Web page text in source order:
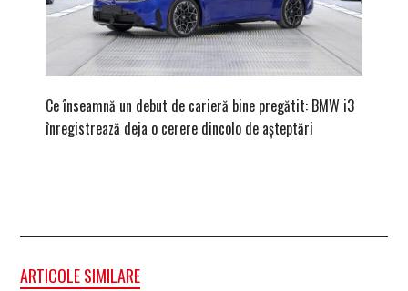
Ce înseamnă un debut de carieră bine pregătit: BMW i3
înregistrează deja o cerere dincolo de așteptări
ARTICOLE SIMILARE